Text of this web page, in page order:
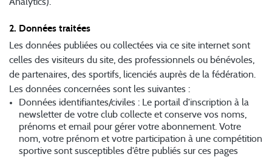
2. Données traitées
Les données publiées ou collectées via ce site internet sont
celles des visiteurs du site, des professionnels ou bénévoles,
de partenaires, des sportifs, licenciés auprès de la fédération.
Les données concernées sont les suivantes :
Données identifiantes/civiles : Le portail d’inscription à la
newsletter de votre club collecte et conserve vos noms,
prénoms et email pour gérer votre abonnement. Votre
nom, votre prénom et votre participation à une compétition
sportive sont susceptibles d’être publiés sur ces pages